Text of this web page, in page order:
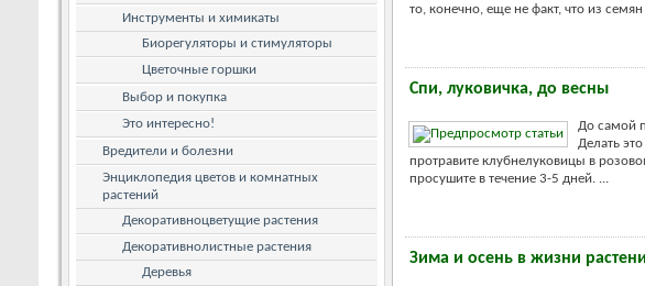
то, конечно, еще не факт, что из
Спи, луковичка, до весны
До самой
Делать
протравите клубнелуковицы в
просушите в течение 3-5 дней. ...
Зима и осень в жизни
Инструменты и химикаты
Биорегуляторы и стимуляторы
Цветочные горшки
Выбор и покупка
Это интересно!
Вредители и болезни
Энциклопедия цветов и комнатных
растений
Декоративноцветущие растения
Декоративнолистные растения
Деревья